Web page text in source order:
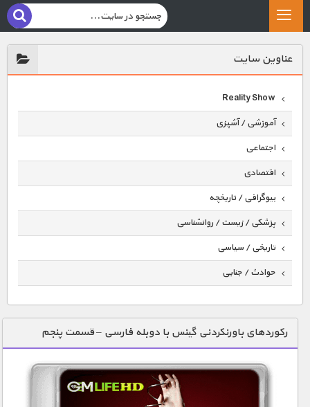
عناوين سايت
Reality Show
آموزشی / آشپزی
اجتماعی
اقتصادی
بیوگرافی / تاریخچه
پزشکی / زیست / روانشناسی
تاریخی / سیاسی
حوادث / جنایی
دنیای خوراکی ها
زمین شناسی / محیط زیست
سازه/ معماری/ مهندسی
سرگرمی
رکوردهای باورنکردنی گینس با دوبله فارسی – قسمت پنجم